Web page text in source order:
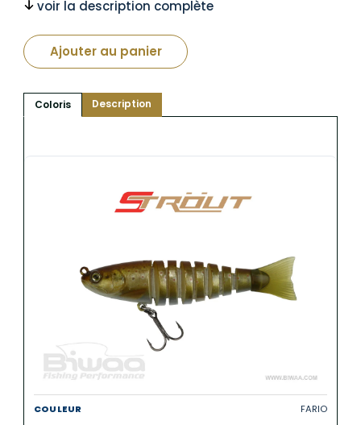
voir la description complète
Ajouter au panier
Coloris Description
FARIO